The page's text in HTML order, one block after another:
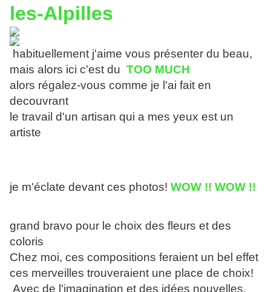
les-Alpilles
habituellement j'aime vous présenter du beau,
mais alors ici c'est du TOO MUCH
alors régalez-vous comme je l'ai fait en
decouvrant
le travail d'un artisan qui a mes yeux est un
artiste
je m'éclate devant ces photos! WOW !! WOW !!
grand bravo pour le choix des fleurs et des
coloris
Chez moi, ces compositions feraient un bel effet
ces merveilles trouveraient une place de choix!
Avec de l'imagination et des idées nouvelles,